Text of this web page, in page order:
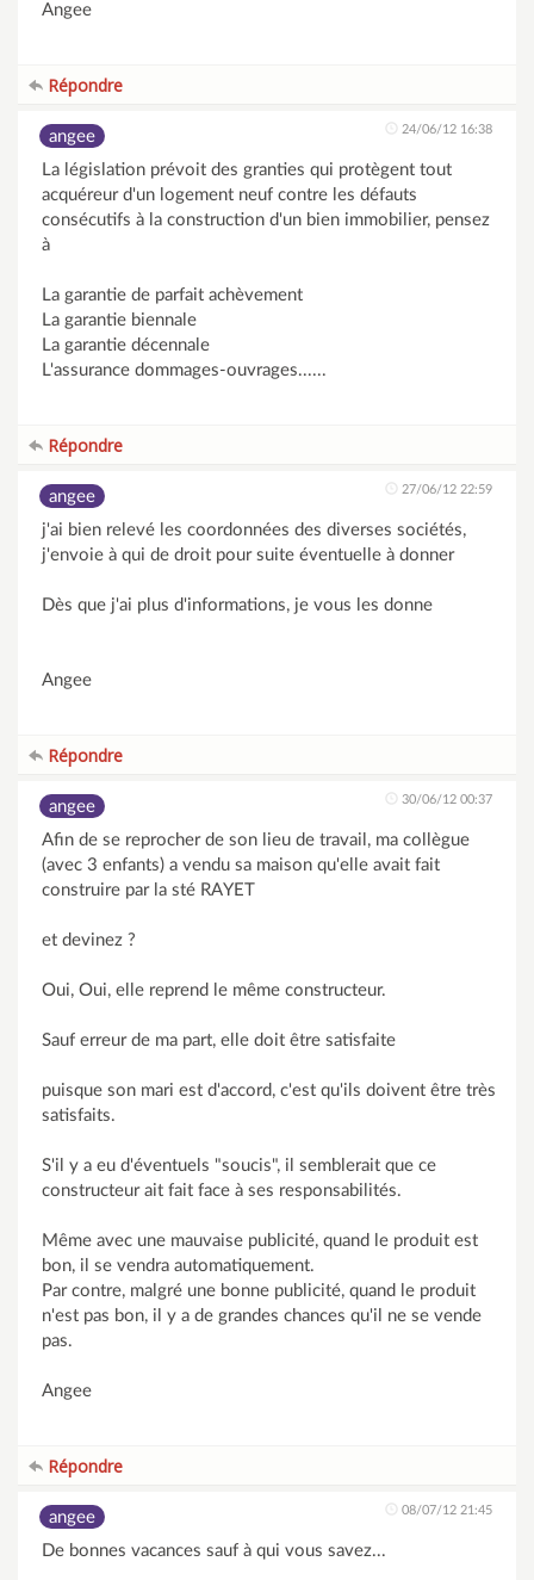
Angee
Répondre
angee 24/06/12 16:38
La législation prévoit des granties qui protègent tout
acquéreur d'un logement neuf contre les défauts
consécutifs à la construction d'un bien immobilier, pensez
à
La garantie de parfait achèvement
La garantie biennale
La garantie décennale
L'assurance dommages-ouvrages......
Répondre
angee 27/06/12 22:59
j'ai bien relevé les coordonnées des diverses sociétés,
j'envoie à qui de droit pour suite éventuelle à donner
Dès que j'ai plus d'informations, je vous les donne
Angee
Répondre
angee 30/06/12 00:37
Afin de se reprocher de son lieu de travail, ma collègue
(avec 3 enfants) a vendu sa maison qu'elle avait fait
construire par la sté RAYET
et devinez ?
Oui, Oui, elle reprend le même constructeur.
Sauf erreur de ma part, elle doit être satisfaite
puisque son mari est d'accord, c'est qu'ils doivent être très
satisfaits.
S'il y a eu d'éventuels "soucis", il semblerait que ce
constructeur ait fait face à ses responsabilités.
Même avec une mauvaise publicité, quand le produit est
bon, il se vendra automatiquement.
Par contre, malgré une bonne publicité, quand le produit
n'est pas bon, il y a de grandes chances qu'il ne se vende
pas.
Angee
Répondre
angee 08/07/12 21:45
De bonnes vacances sauf à qui vous savez...